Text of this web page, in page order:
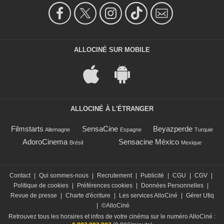
ALLOCINÉ SUR MOBILE
ALLOCINÉ À L'ÉTRANGER
Filmstarts Allemagne SensaCine Espagne Beyazperde Turquie
AdoroCinema Brésil Sensacine México Mexique
Contact Qui sommes-nous Recrutement Publicité CGU CGV
Politique de cookies
Préférences cookies Données Personnelles
Revue de presse
Charte d'écriture Les services AlloCiné
Gérer Utiq
©AlloCiné
Retrouvez tous les horaires et infos de votre cinéma sur le numéro AlloCiné :